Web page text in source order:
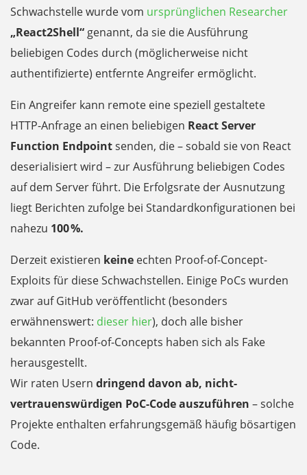
Schwachstelle wurde vom ursprünglichen Researcher
„React2Shell“ genannt, da sie die Ausführung
beliebigen Codes durch (möglicherweise nicht
authentifizierte) entfernte Angreifer ermöglicht.
Ein Angreifer kann remote eine speziell gestaltete
HTTP-Anfrage an einen beliebigen React Server
Function Endpointsenden, die – sobald sie von React
deserialisiert wird – zur Ausführung beliebigen Codes
auf dem Server führt. Die Erfolgsrate der Ausnutzung
liegt Berichten zufolge bei Standardkonfigurationen bei
nahezu 100 %.
Derzeit existieren keine echten Proof-of-Concept-
Exploits für diese Schwachstellen. Einige PoCs wurden
zwar auf GitHub veröffentlicht (besonders
erwähnenswert: dieser hier), doch alle bisher
bekannten Proof-of-Concepts haben sich als Fake
herausgestellt.
Wir raten Usern dringend davon ab, nicht-
vertrauenswürdigen PoC-Code auszuführen – solche
Projekte enthalten erfahrungsgemäß häufig bösartigen
Code.